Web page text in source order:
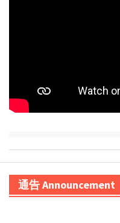
通告 Announcement